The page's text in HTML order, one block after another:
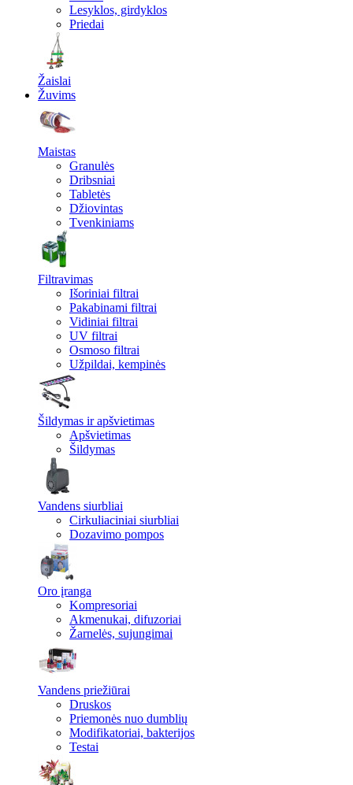
Lesyklos, girdyklos
Priedai
Žaislai
Žuvims
Maistas
Granulės
Dribsniai
Tabletės
Džiovintas
Tvenkiniams
Filtravimas
Išoriniai filtrai
Pakabinami filtrai
Vidiniai filtrai
UV filtrai
Osmoso filtrai
Užpildai, kempinės
Šildymas ir apšvietimas
Apšvietimas
Šildymas
Vandens siurbliai
Cirkuliaciniai siurbliai
Dozavimo pompos
Oro įranga
Kompresoriai
Akmenukai, difuzoriai
Žarnelės, sujungimai
Vandens priežiūrai
Druskos
Priemonės nuo dumblių
Modifikatoriai, bakterijos
Testai